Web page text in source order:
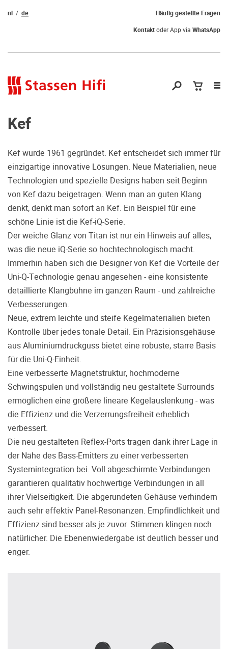
Qual der Wahl?
Warum kommen Sie nicht vorbei und
hören erstmal Probe? Dadurch stellen
Sie sicher, dass Sie die richtige Wahl
treffen.
Oft werden Produkte auf Empfehlung
Dritter oder z.B. aufgrund einer Rezension
gekauft. Leider bereuen viele Menschen ihre
Entscheidung, weil ihr persönlicher
Geschmack doch anders ist als der
Geschmack desjenigen, auf den sie gehört
haben. Deshalb bieten wir Ihnen die
Möglichkeit, Ihr(e) Wunschgerät(e) ganz
ohne Zeitdruck in unserem Palazzo
Hörschloss Probe zu hören. Nutzen Sie
diese Möglichkeit!
Vereinbaren Sie einen Hörtermin.
Häufig gestellte Fragen
nl
de
Kontaktoder App via WhatsApp
Kef
Kef wurde 1961 gegründet. Kef entscheidet sich immer für
einzigartige innovative Lösungen. Neue Materialien, neue
Technologien und spezielle Designs haben seit Beginn
von Kef dazu beigetragen. Wenn man an guten Klang
denkt, denkt man sofort an Kef. Ein Beispiel für eine
schöne Linie ist die Kef-iQ-Serie.
Der weiche Glanz von Titan ist nur ein Hinweis auf alles,
was die neue iQ-Serie so hochtechnologisch macht.
Immerhin haben sich die Designer von Kef die Vorteile der
Uni-Q-Technologie genau angesehen - eine konsistente
detaillierte Klangbühne im ganzen Raum - und zahlreiche
Verbesserungen.
Neue, extrem leichte und steife Kegelmaterialien bieten
Kontrolle über jedes tonale Detail. Ein Präzisionsgehäuse
aus Aluminiumdruckguss bietet eine robuste, starre Basis
für die Uni-Q-Einheit.
Eine verbesserte Magnetstruktur, hochmoderne
Schwingspulen und vollständig neu gestaltete Surrounds
ermöglichen eine größere lineare Kegelauslenkung - was
die Effizienz und die Verzerrungsfreiheit erheblich
verbessert.
Die neu gestalteten Reflex-Ports tragen dank ihrer Lage in
der Nähe des Bass-Emitters zu einer verbesserten
Systemintegration bei. Voll abgeschirmte Verbindungen
garantieren qualitativ hochwertige Verbindungen in all
ihrer Vielseitigkeit. Die abgerundeten Gehäuse verhindern
auch sehr effektiv Panel-Resonanzen. Empfindlichkeit und
Effizienz sind besser als je zuvor. Stimmen klingen noch
natürlicher. Die Ebenenwiedergabe ist deutlich besser und
enger.